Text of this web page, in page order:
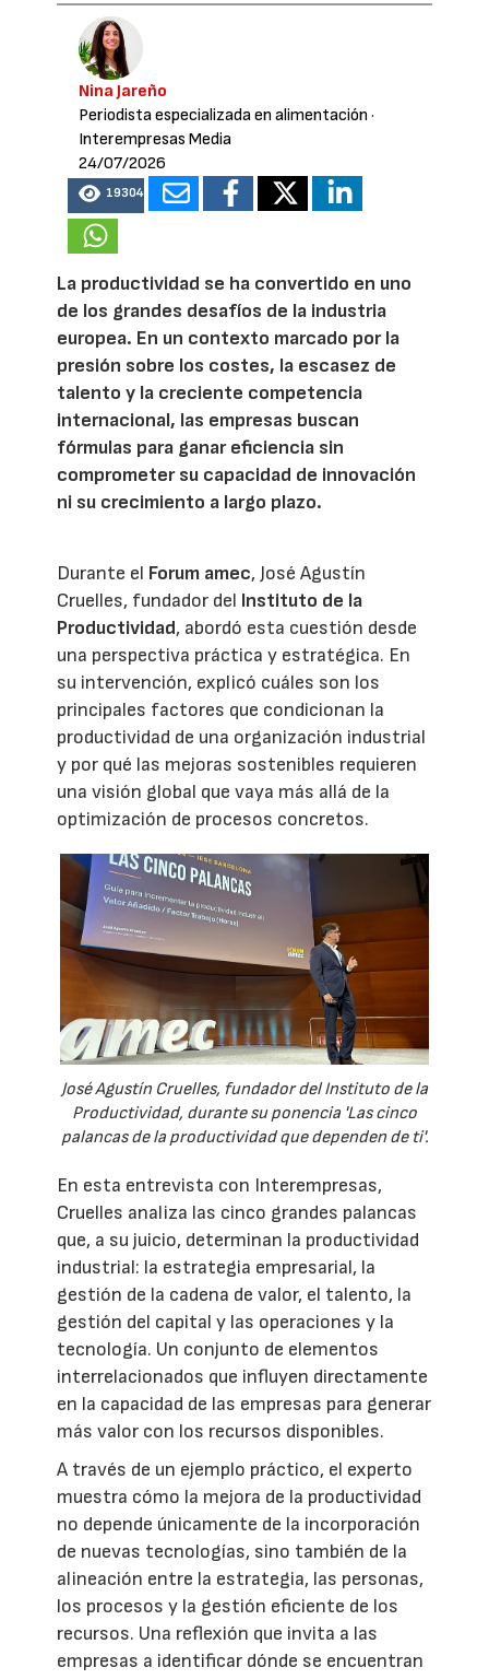
Nina Jareño
Periodista especializada en alimentación ·
Interempresas Media
24/07/2026
19304
La productividad se ha convertido en uno
de los grandes desafíos de la industria
europea. En un contexto marcado por la
presión sobre los costes, la escasez de
talento y la creciente competencia
internacional, las empresas buscan
fórmulas para ganar eficiencia sin
comprometer su capacidad de innovación
ni su crecimiento a largo plazo.
Durante el Forum amec, José Agustín
Cruelles, fundador del Instituto de la
Productividad, abordó esta cuestión desde
una perspectiva práctica y estratégica. En
su intervención, explicó cuáles son los
principales factores que condicionan la
productividad de una organización industrial
y por qué las mejoras sostenibles requieren
una visión global que vaya más allá de la
optimización de procesos concretos.
José Agustín Cruelles, fundador del Instituto de la
Productividad, durante su ponencia 'Las cinco
palancas de la productividad que dependen de ti'.
En esta entrevista con Interempresas,
Cruelles analiza las cinco grandes palancas
que, a su juicio, determinan la productividad
industrial: la estrategia empresarial, la
gestión de la cadena de valor, el talento, la
gestión del capital y las operaciones y la
tecnología. Un conjunto de elementos
interrelacionados que influyen directamente
en la capacidad de las empresas para generar
más valor con los recursos disponibles.
A través de un ejemplo práctico, el experto
muestra cómo la mejora de la productividad
no depende únicamente de la incorporación
de nuevas tecnologías, sino también de la
alineación entre la estrategia, las personas,
los procesos y la gestión eficiente de los
recursos. Una reflexión que invita a las
empresas a identificar dónde se encuentran